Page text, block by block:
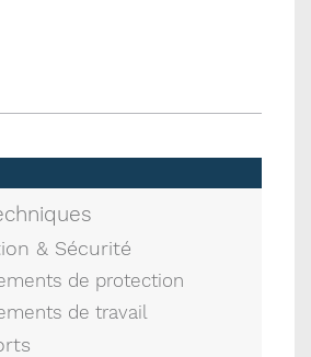
& Sécurité
de protection
de travail